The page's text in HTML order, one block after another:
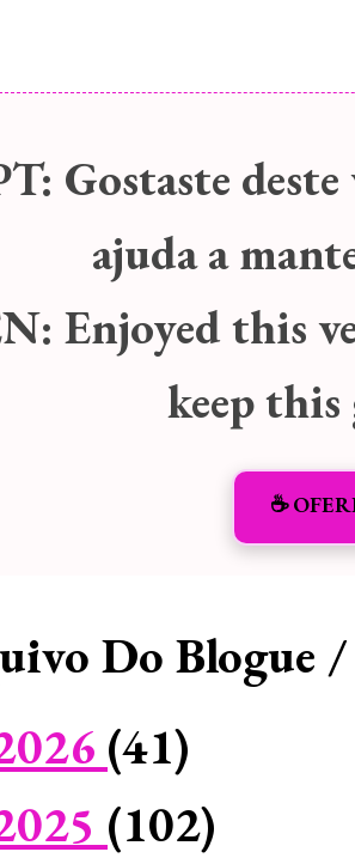
Gostaste
ajuda a
Enjoyed this
keep
☕️
Do Blogue
(41)
(102)